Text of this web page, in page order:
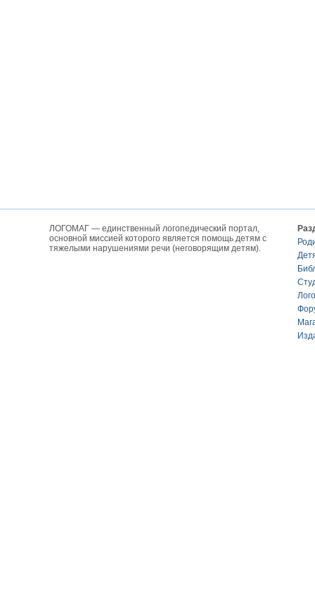
ЛОГОМАГ — единственный логопедический портал,
основной миссией которого является помощь детям с
тяжелыми нарушениями речи (неговорящим детям).